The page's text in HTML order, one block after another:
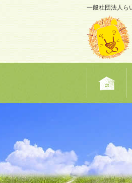
一般社団法人ら